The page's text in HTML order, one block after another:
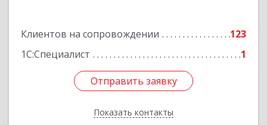
Клиентов на сопровождении
123
1С:Специалист
1
Отправить заявку
Показать контакты
Отправить заявку
Назад